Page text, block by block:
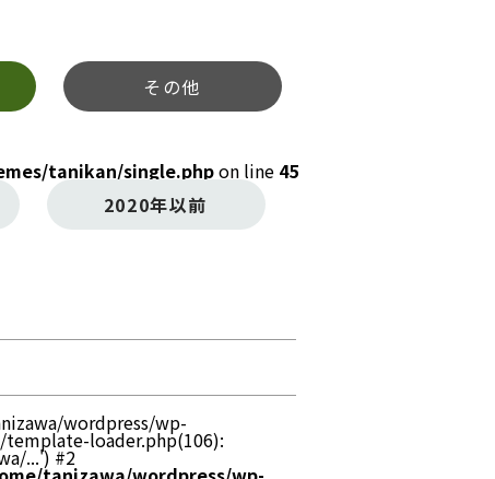
その他
tanikan/single.phpon line 45
2020年以前
wordpress/wp-
loader.php(106):
...') #2